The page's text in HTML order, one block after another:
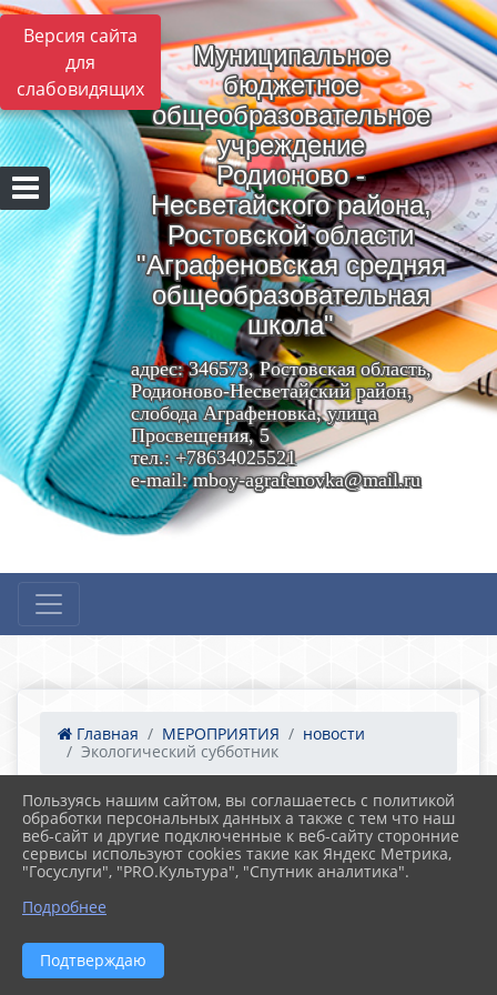
Версия сайта
для
слабовидящих
Муниципальное
бюджетное
общеобразовательное
учреждение
Родионово -
Несветайского района,
Ростовской области
"Аграфеновская средняя
общеобразовательная
школа"
адрес: 346573, Ростовская область,
Родионово-Несветайский район,
слобода Аграфеновка, улица
Просвещения, 5
тел.: +78634025521
e-mail: mboy-agrafenovka@mail.ru
Главная МЕРОПРИЯТИЯ
новости
Экологический субботник
12.04.2024 17:20
Экологический субботник
Пользуясь нашим сайтом, вы соглашаетесь с политикой
обработки персональных данных а также с тем что наш
веб-сайт и другие подключенные к веб-сайту сторонние
сервисы используют cookies такие как Яндекс Метрика,
"Госуслуги", "PRO.Культура", "Спутник аналитика".
Подробнее
Подтверждаю